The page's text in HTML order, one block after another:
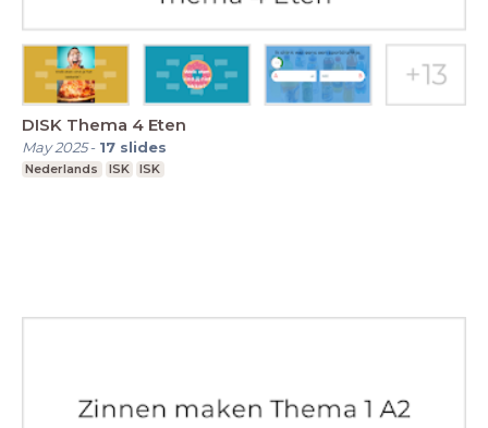
DISK Thema 4 Eten
May 2025- 17 slides
Nederlands ISK ISK